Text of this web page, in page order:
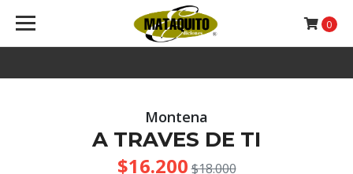
0
Montena
A TRAVES DE TI
$16.200 $18.000